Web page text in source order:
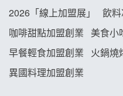
龍涎居好湯加盟說明會
舒油頭加盟說明會
2026「線上加盟展」
飲
咖啡甜點加盟創業
美食小
早餐輕食加盟創業
火鍋燒
異國料理加盟創業